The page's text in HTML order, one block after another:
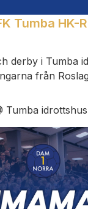
Tumba HK-
derby i Tumba
från
Tumba idrottshus